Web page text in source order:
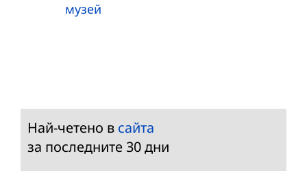
музей
Най-четено в сайта
за последните 30 дни